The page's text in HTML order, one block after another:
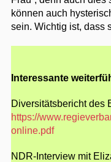
können auch
sein. Wichtig ist, dass
Interessante
Diversitätsbericht des
https://
online.pdf
NDR-Interview mit